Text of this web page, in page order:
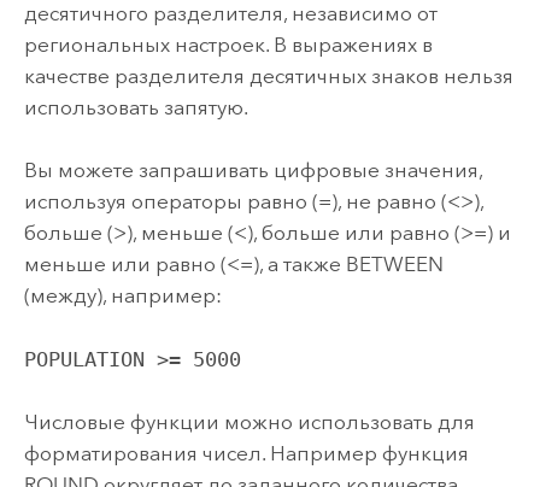
десятичного разделителя, независимо от
региональных настроек. В выражениях в
качестве разделителя десятичных знаков нельзя
использовать запятую.
Вы можете запрашивать цифровые значения,
используя операторы равно (=), не равно (<>),
больше (>), меньше (<), больше или равно (>=) и
меньше или равно (<=), а также BETWEEN
(между), например:
POPULATION >= 5000
Числовые функции можно использовать для
форматирования чисел. Например функция